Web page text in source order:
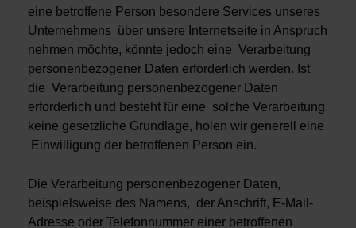
eine betroffene Person besondere Services unseres
Unternehmens über unsere Internetseite in Anspruch
nehmen möchte, könnte jedoch eine Verarbeitung
personenbezogener Daten erforderlich werden. Ist
die Verarbeitung personenbezogener Daten
erforderlich und besteht für eine solche Verarbeitung
keine gesetzliche Grundlage, holen wir generell eine
Einwilligung der betroffenen Person ein.
Die Verarbeitung personenbezogener Daten,
beispielsweise des Namens, der Anschrift, E-Mail-
Adresse oder Telefonnummer einer betroffenen